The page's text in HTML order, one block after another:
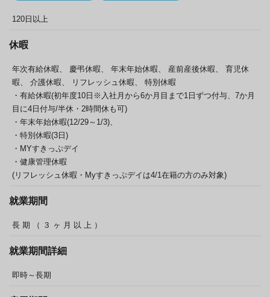
120日以上
休暇
年次有給休暇、 慶弔休暇、 年末年始休暇、 産前産後休暇、
育児休
暇、
介護休暇、 リフレッシュ休暇、
特別休暇
・有給休暇(初年度10日※入社月から6か月目まで1日ずつ付与、7か月
目に4日付与/半休・2時間休も可)
・年末年始休暇(12/29～1/3)、
・特別休暇(3日)
・MYすきっぷデイ
・健康管理休暇
(リフレッシュ休暇・Myすきっぷデイは4/1在籍の方のみ対象)
就業期間
長 期 （ ３ ヶ 月 以 上 ）
就業期間詳細
即時～長期